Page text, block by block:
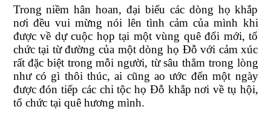
Trong niềm hân hoan, đại biểu các dòng họ khắp
nơi đều vui mừng nói lên tình cảm của mình khi
được về dự cuộc họp tại một vùng quê đổi mới, tổ
chức tại từ đường của một dòng họ Đỗ với cảm xúc
rất đặc biệt trong mỗi người, từ sâu thẳm trong lòng
như có gì thôi thúc, ai cũng ao ước đến một ngày
được đón tiếp các chi tộc họ Đỗ khắp nơi về tụ hội,
tổ chức tại quê hương mình.